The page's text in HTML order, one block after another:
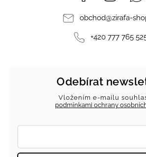
obchod@zirafa-
+420 777 765
Odebírat
Vložením e-mailu
podmínkami ochrany